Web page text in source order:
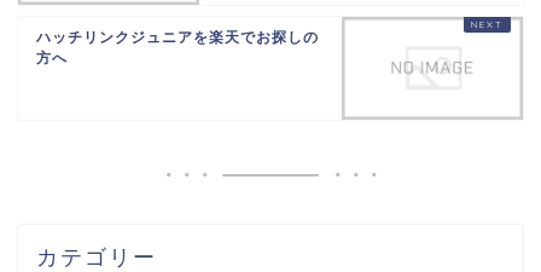
ハッチリンクジュニアを楽天でお探しの
方へ
カテゴリー